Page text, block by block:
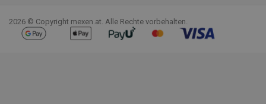
2026 © Copyright mexen.at. Alle Rechte vorbehalten.